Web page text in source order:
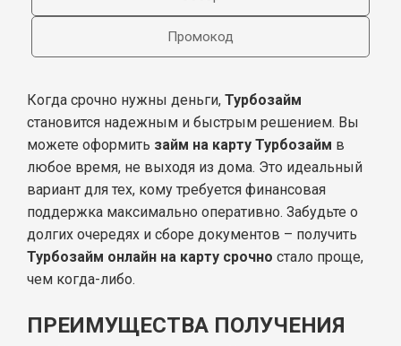
Промокод
Когда срочно нужны деньги, Турбозайм
становится надежным и быстрым решением. Вы
можете оформить займ на карту Турбозайм в
любое время, не выходя из дома. Это идеальный
вариант для тех, кому требуется финансовая
поддержка максимально оперативно. Забудьте о
долгих очередях и сборе документов – получить
Турбозайм онлайн на карту срочно стало проще,
чем когда-либо.
ПРЕИМУЩЕСТВА ПОЛУЧЕНИЯ